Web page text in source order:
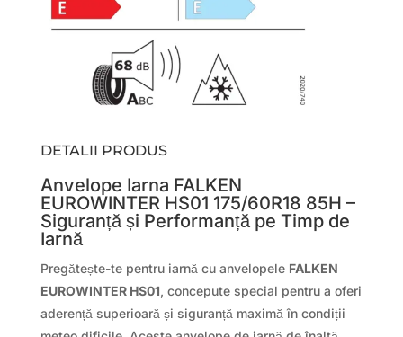
DETALII PRODUS
Anvelope Iarna FALKEN
EUROWINTER HS01 175/60R18 85H –
Siguranță și Performanță pe Timp de
Iarnă
Pregătește-te pentru iarnă cu anvelopele FALKEN
EUROWINTER HS01, concepute special pentru a oferi
aderență superioară și siguranță maximă în condiții